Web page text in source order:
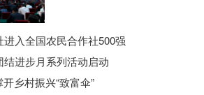
入全国农民合作社500强
进步月系列活动启动
乡村振兴“致富伞”